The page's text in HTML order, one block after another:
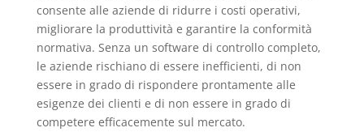
consente alle aziende di ridurre i costi operativi,
migliorare la produttività e garantire la conformità
normativa. Senza un software di controllo completo,
le aziende rischiano di essere inefficienti, di non
essere in grado di rispondere prontamente alle
esigenze dei clienti e di non essere in grado di
competere efficacemente sul mercato.